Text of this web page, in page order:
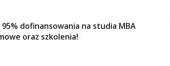
dofinansowania na studia MBA
oraz szkolenia!